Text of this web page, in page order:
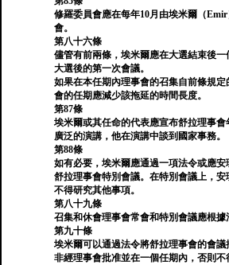
修羅委員會應在每年10月由埃米爾（
會。
第八十六條
儘管有前兩條，埃米爾應在大選結束後
大選後的第一次會議。
如果在本任期內理事會的召集自前條規
會的任期應減少該拖延的時間長度。
第87條
埃米爾或其任命的代表應宣布舒拉理事
廣泛的演講，他在演講中談到國家事務。
第88條
如有必要，埃米爾應通過一項法令或應
舒拉理事會特別會議。在特別會議上，安
不得研究其他事項。
第八十九條
召集和休會理事會常會和特別會議應根據
第九十條
埃米爾可以通過法令將舒拉理事會的會
非經理事會批准並在一個任期內，否則